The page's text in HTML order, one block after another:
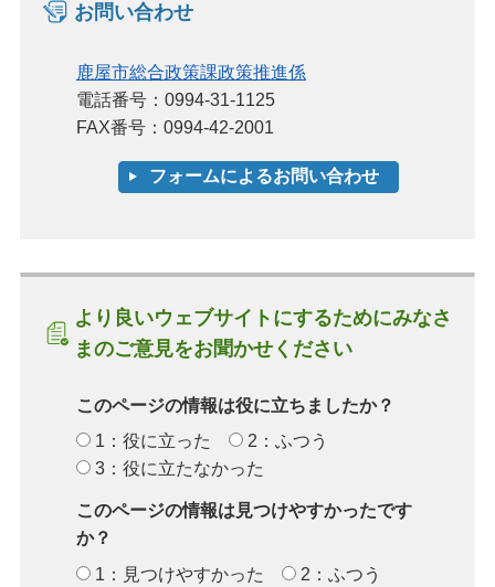
お問い合わせ
鹿屋市総合政策課政策推進係
電話番号：0994-31-1125
FAX番号：0994-42-2001
より良いウェブサイトにするためにみなさ
まのご意見をお聞かせください
このページの情報は役に立ちましたか？
1：役に立った
2：ふつう
3：役に立たなかった
このページの情報は見つけやすかったです
か？
1：見つけやすかった
2：ふつう